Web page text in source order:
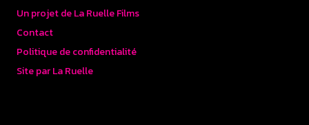
Un projet de La Ruelle Films
Contact
Politique de confidentialité
Site par La Ruelle